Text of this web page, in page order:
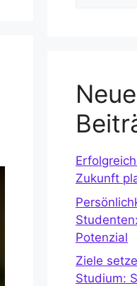
Zukunft
Potenzial
Ziele
Studium: